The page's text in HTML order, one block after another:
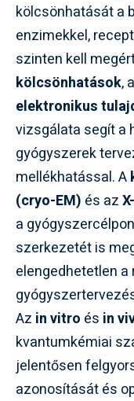
kölcsönhatását a
enzimekkel,
szinten kell
kölcsönhatások, a
elektronikus
vizsgálata segít a
gyógyszerek
mellékhatással. A
(cryo-EM) és az
a
szerkezetét is
elengedhetetlen a
Az in vitro és in
kvantumkémiai
jelentősen
azonosítását és